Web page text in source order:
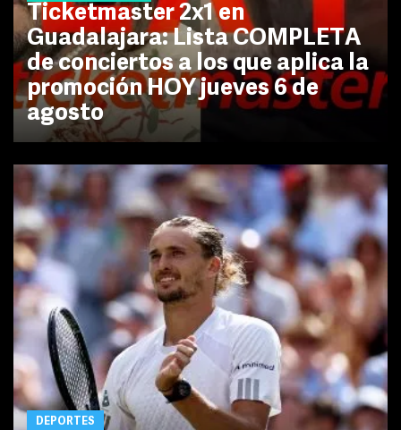
Ticketmaster 2x1 en
Guadalajara: Lista COMPLETA
de conciertos a los que aplica la
promoción HOY jueves 6 de
agosto
DEPORTES